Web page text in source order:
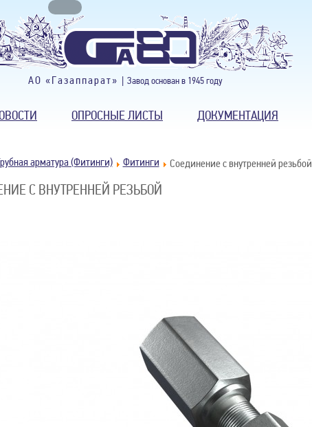
АО «Газаппарат» | Завод основан в 1945 году
ОПРОСНЫЕ ЛИСТЫ ДОКУМЕНТАЦИЯ
Трубная арматура (Фитинги) Фитинги Соединение с внутренней резьбой
С ВНУТРЕННЕЙ РЕЗЬБОЙ